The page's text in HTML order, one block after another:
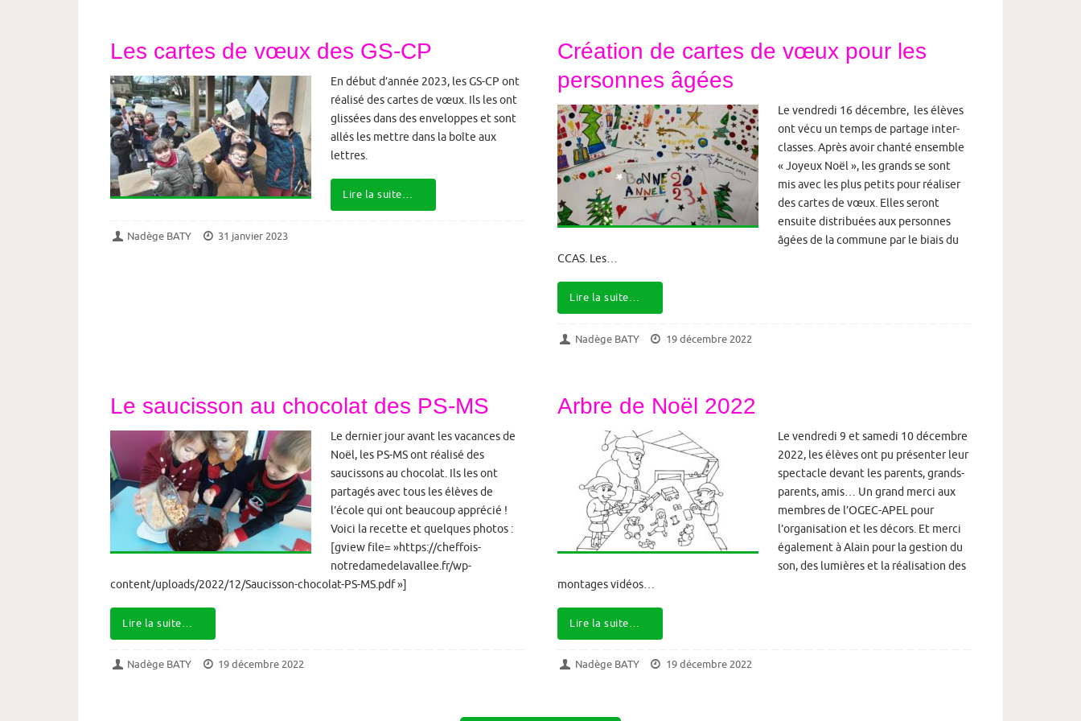
Les cartes de vœux des GS-CP
En début d’année 2023, les GS-CP ont
réalisé des cartes de vœux. Ils les ont
glissées dans des enveloppes et sont
allés les mettre dans la boîte aux
lettres.
Lire la suite…
Nadège BATY 31 janvier 2023
Création de cartes de vœux pour les
personnes âgées
Le vendredi 16 décembre, les élèves
ont vécu un temps de partage inter-
classes. Après avoir chanté ensemble
« Joyeux Noël », les grands se sont
mis avec les plus petits pour réaliser
des cartes de vœux. Elles seront
ensuite distribuées aux personnes
âgées de la commune par le biais du
CCAS. Les…
Lire la suite…
Nadège BATY 19 décembre 2022
Le saucisson au chocolat des PS-MS
Le dernier jour avant les vacances de
Noël, les PS-MS ont réalisé des
saucissons au chocolat. Ils les ont
partagés avec tous les élèves de
l’école qui ont beaucoup apprécié !
Voici la recette et quelques photos :
[gview file= »https://cheffois-
notredamedelavallee.fr/wp-
content/uploads/2022/12/Saucisson-chocolat-PS-MS.pdf »]
Lire la suite…
Nadège BATY 19 décembre 2022
Arbre de Noël 2022
Le vendredi 9 et samedi 10 décembre
2022, les élèves ont pu présenter leur
spectacle devant les parents, grands-
parents, amis… Un grand merci aux
membres de l’OGEC-APEL pour
l’organisation et les décors. Et merci
également à Alain pour la gestion du
son, des lumières et la réalisation des
montages vidéos…
Lire la suite…
Nadège BATY 19 décembre 2022